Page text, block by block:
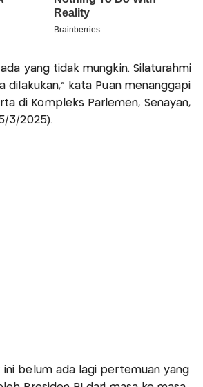
yang tidak mungkin. Silaturahmi
dilakukan,” kata Puan menanggapi
di Kompleks Parlemen, Senayan,
3/2025).
ini belum ada lagi pertemuan yang